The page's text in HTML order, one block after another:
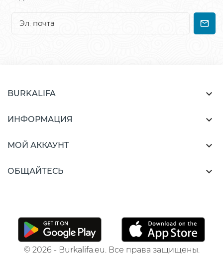
BURKALIFA 
ИНФОРМАЦИЯ 
МОЙ АККАУНТ 
ОБЩАЙТЕСЬ 
© 2026 - Burkalifa.eu. Все права защищены.